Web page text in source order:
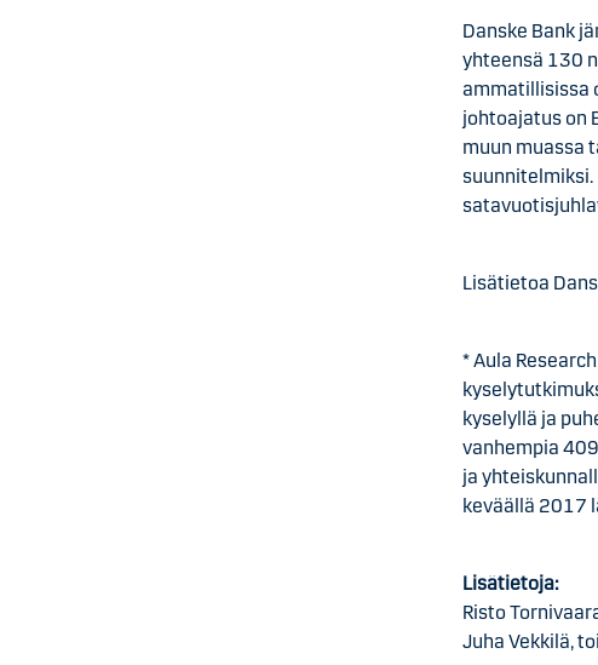
Danske Bank
yhteensä 130
ammatillisissa
johtoajatus on
muun muassa
suunnitelmiksi.
Lisätietoa
* Aula
kyselyllä ja
vanhempia
ja
keväällä 2017
Lisätietoja:
Risto
Juha Vekkilä,